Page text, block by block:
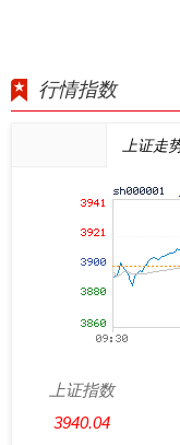
行情指数
上证走
上证指数
3940.04